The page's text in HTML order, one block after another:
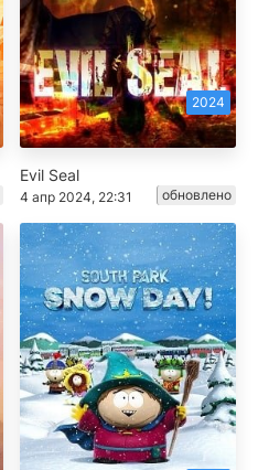
2024
Evil Seal
4 апр 2024, 22:31 обновлено